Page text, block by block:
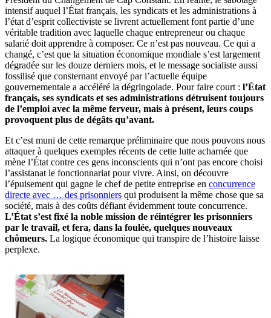
intensif auquel l’État français, les syndicats et les administrations à
l’état d’esprit collectiviste se livrent actuellement font partie d’une
véritable tradition avec laquelle chaque entrepreneur ou chaque
salarié doit apprendre à composer. Ce n’est pas nouveau. Ce qui a
changé, c’est que la situation économique mondiale s’est largement
dégradée sur les douze derniers mois, et le message socialiste aussi
fossilisé que consternant envoyé par l’actuelle équipe
gouvernementale a accéléré la dégringolade. Pour faire court : l’État
français, ses syndicats et ses administrations détruisent toujours
de l’emploi avec la même ferveur, mais à présent, leurs coups
provoquent plus de dégâts qu’avant.
Et c’est muni de cette remarque préliminaire que nous pouvons nous
attaquer à quelques exemples récents de cette lutte acharnée que
mène l’État contre ces gens inconscients qui n’ont pas encore choisi
l’assistanat le fonctionnariat pour vivre. Ainsi, on découvre
l’épuisement qui gagne le chef de petite entreprise en concurrence
directe avec … des prisonniers qui produisent la même chose que sa
société, mais à des coûts défiant évidemment toute concurrence.
L’État s’est fixé la noble mission de réintégrer les prisonniers
par le travail, et fera, dans la foulée, quelques nouveaux
chômeurs. La logique économique qui transpire de l’histoire laisse
perplexe.